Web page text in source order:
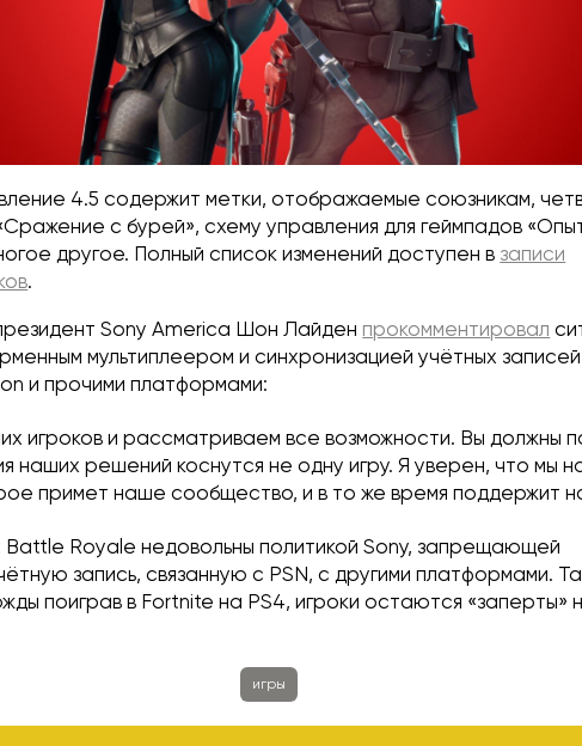
4.5 содержит метки, отображаемые союзникам,
с бурей», схему управления для геймпадов
другое. Полный список изменений доступен в записи
.
Sony America Шон Лайден прокомментировал
мультиплеером и синхронизацией учётных
и прочими платформами:
игроков и рассматриваем все возможности. Вы должны
наших решений коснутся не одну игру. Я уверен, что мы
примет наше сообщество, и в то же время поддержит
Battle Royale недовольны политикой Sony, запрещающей
запись, связанную с PSN, с другими платформами.
поиграв в Fortnite на PS4, игроки остаются «заперты»
игры